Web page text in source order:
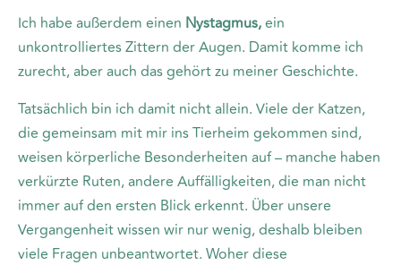
Ich habe außerdem einen Nystagmus,ein
unkontrolliertes Zittern der Augen. Damit komme ich
zurecht, aber auch das gehört zu meiner Geschichte.
Tatsächlich bin ich damit nicht allein. Viele der Katzen,
die gemeinsam mit mir ins Tierheim gekommen sind,
weisen körperliche Besonderheiten auf – manche haben
verkürzte Ruten, andere Auffälligkeiten, die man nicht
immer auf den ersten Blick erkennt. Über unsere
Vergangenheit wissen wir nur wenig, deshalb bleiben
viele Fragen unbeantwortet. Woher diese